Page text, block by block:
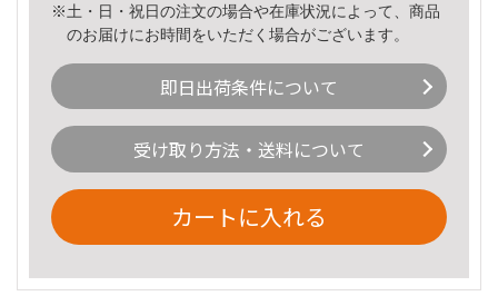
※土・日・祝日の注文の場合や在庫状況によって、商品
のお届けにお時間をいただく場合がございます。
即日出荷条件について
受け取り方法・送料について
カートに入れる